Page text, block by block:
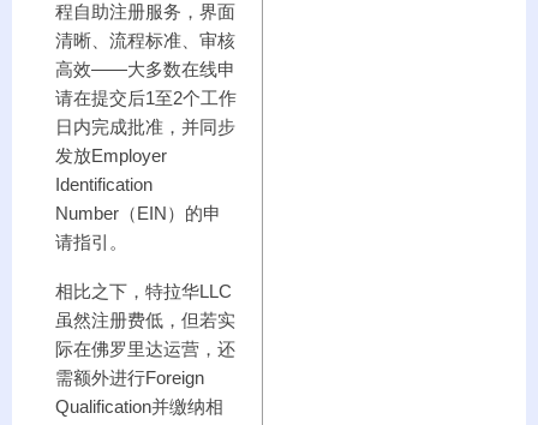
程自助注册服务，界面
清晰、流程标准、审核
高效——大多数在线申
请在提交后1至2个工作
日内完成批准，并同步
发放Employer
Identification
Number（EIN）的申
请指引。
相比之下，特拉华LLC
虽然注册费低，但若实
际在佛罗里达运营，还
需额外进行Foreign
Qualification并缴纳相